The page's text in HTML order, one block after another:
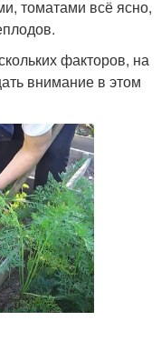
томатами всё ясно,
факторов, на
внимание в этом